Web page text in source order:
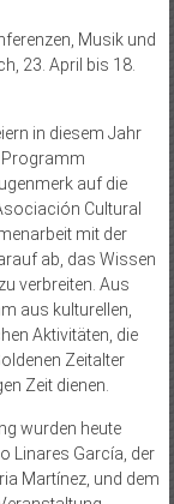
Musik und
23. April bis 18.
in diesem Jahr
Programm
auf die
Cultural
mit der
ab, das Wissen
verbreiten. Aus
aus kulturellen,
Aktivitäten, die
Zeitalter
Zeit dienen.
wurden heute
Linares García, der
Martínez, und dem